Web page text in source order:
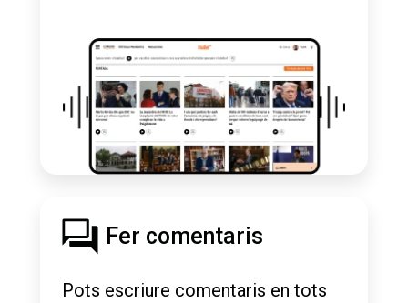
Fer comentaris
Pots escriure comentaris en tots